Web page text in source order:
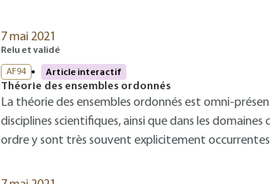
7 mai 2021
Relu et validé
AF94 Article interactif
Théorie des ensembles ordonnés
La théorie des ensembles ordonnés est omni-
disciplines scientifiques, ainsi que dans les
ordre y sont très souvent explicitement